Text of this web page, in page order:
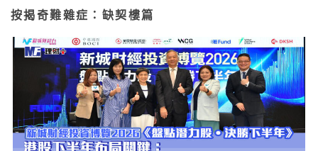
按揭奇難雜症：缺契樓篇